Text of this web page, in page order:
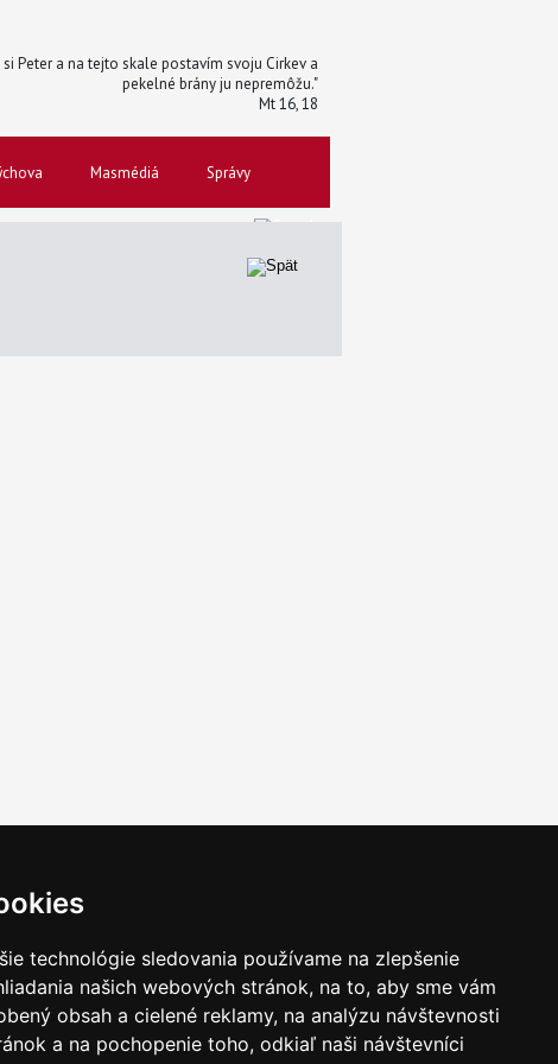
technológie sledovania používame na zlepšenie
našich webových stránok, na to, aby sme vám
obsah a cielené reklamy, na analýzu návštevnosti
a na pochopenie toho, odkiaľ naši návštevníci
si Peter a na tejto skale postavím svoju Cirkev a
pekelné brány ju nepremôžu."
Mt 16, 18
Masmédiá Správy